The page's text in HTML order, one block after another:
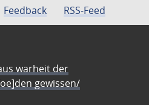
Feedback RSS-Feed
warheit der
gewissen/